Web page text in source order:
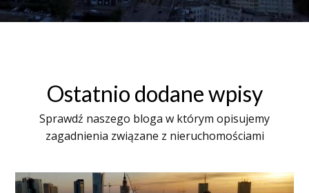
Ostatnio dodane wpisy
Sprawdź naszego bloga w którym opisujemy
zagadnienia związane z nieruchomościami